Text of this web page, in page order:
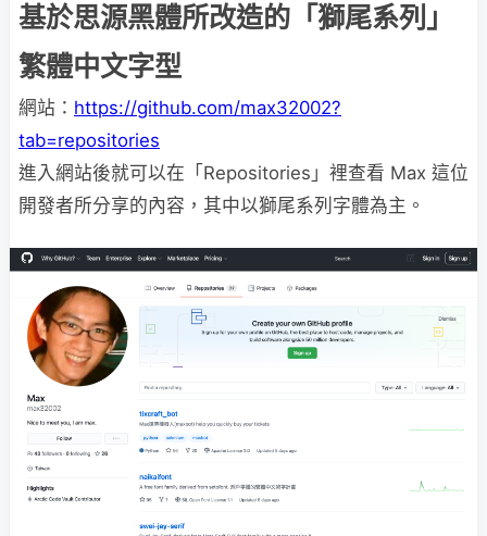
基於思源黑體所改造的「獅尾系列」
繁體中文字型
網站： https://github.com/max32002?
tab=repositories
進入網站後就可以在「Repositories」裡查看 Max 這位
開發者所分享的內容，其中以獅尾系列字體為主。